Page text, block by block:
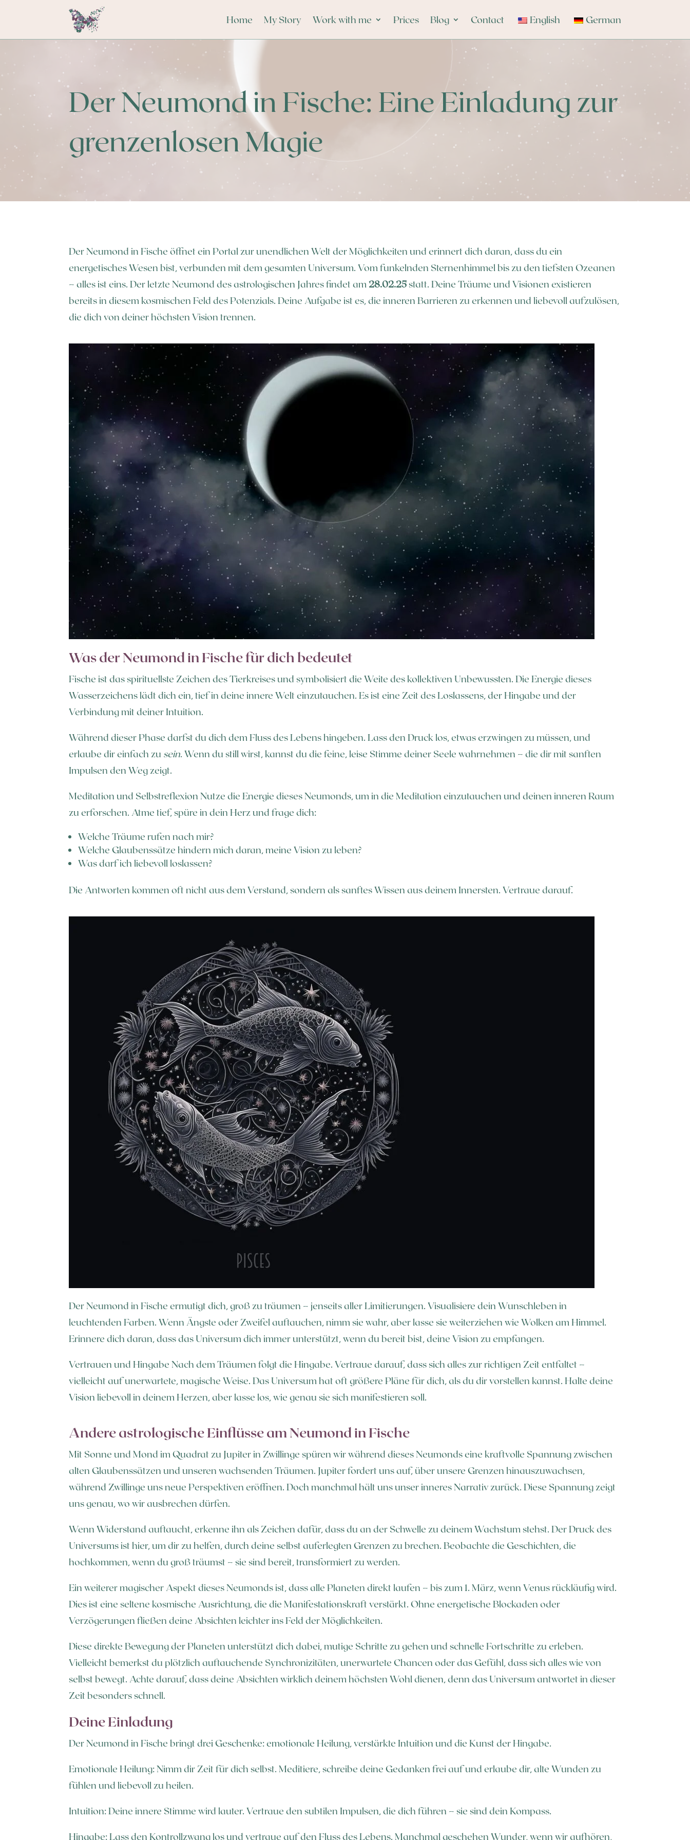
Home My Story Work with me Prices Blog Contact English German
Der Neumond in Fische: Eine Einladung zur
grenzenlosen Magie
Der Neumond in Fische öffnet ein Portal zur unendlichen Welt der Möglichkeiten und erinnert dich daran, dass du ein
energetisches Wesen bist, verbunden mit dem gesamten Universum. Vom funkelnden Sternenhimmel bis zu den tiefsten Ozeanen
– alles ist eins. Der letzte Neumond des astrologischen Jahres findet am28.02.25statt. Deine Träume und Visionen existieren
bereits in diesem kosmischen Feld des Potenzials. Deine Aufgabe ist es, die inneren Barrieren zu erkennen und liebevoll aufzulösen,
die dich von deiner höchsten Vision trennen.
Was der Neumond in Fische für dich bedeutet
Fische ist das spirituellste Zeichen des Tierkreises und symbolisiert die Weite des kollektiven Unbewussten. Die Energie dieses
Wasserzeichens lädt dich ein, tief in deine innere Welt einzutauchen. Es ist eine Zeit des Loslassens, der Hingabe und der
Verbindung mit deiner Intuition.
Während dieser Phase darfst du dich dem Fluss des Lebens hingeben. Lass den Druck los, etwas erzwingen zu müssen, und
erlaube dir einfach zu sein. Wenn du still wirst, kannst du die feine, leise Stimme deiner Seele wahrnehmen – die dir mit sanften
Impulsen den Weg zeigt.
Meditation und Selbstreflexion Nutze die Energie dieses Neumonds, um in die Meditation einzutauchen und deinen inneren Raum
zu erforschen. Atme tief, spüre in dein Herz und frage dich:
Welche Träume rufen nach mir?
Welche Glaubenssätze hindern mich daran, meine Vision zu leben?
Was darf ich liebevoll loslassen?
Die Antworten kommen oft nicht aus dem Verstand, sondern als sanftes Wissen aus deinem Innersten. Vertraue darauf.
Der Neumond in Fische ermutigt dich, groß zu träumen – jenseits aller Limitierungen. Visualisiere dein Wunschleben in
leuchtenden Farben. Wenn Ängste oder Zweifel auftauchen, nimm sie wahr, aber lasse sie weiterziehen wie Wolken am Himmel.
Erinnere dich daran, dass das Universum dich immer unterstützt, wenn du bereit bist, deine Vision zu empfangen.
Vertrauen und Hingabe Nach dem Träumen folgt die Hingabe. Vertraue darauf, dass sich alles zur richtigen Zeit entfaltet –
vielleicht auf unerwartete, magische Weise. Das Universum hat oft größere Pläne für dich, als du dir vorstellen kannst. Halte deine
Vision liebevoll in deinem Herzen, aber lasse los, wie genau sie sich manifestieren soll.
Andere astrologische Einflüsse am Neumond in Fische
Mit Sonne und Mond im Quadrat zu Jupiter in Zwillinge spüren wir während dieses Neumonds eine kraftvolle Spannung zwischen
alten Glaubenssätzen und unseren wachsenden Träumen. Jupiter fordert uns auf, über unsere Grenzen hinauszuwachsen,
während Zwillinge uns neue Perspektiven eröffnen. Doch manchmal hält uns unser inneres Narrativ zurück. Diese Spannung zeigt
uns genau, wo wir ausbrechen dürfen.
Wenn Widerstand auftaucht, erkenne ihn als Zeichen dafür, dass du an der Schwelle zu deinem Wachstum stehst. Der Druck des
Universums ist hier, um dir zu helfen, durch deine selbst auferlegten Grenzen zu brechen. Beobachte die Geschichten, die
hochkommen, wenn du groß träumst – sie sind bereit, transformiert zu werden.
Ein weiterer magischer Aspekt dieses Neumonds ist, dass alle Planeten direkt laufen – bis zum 1. März, wenn Venus rückläufig wird.
Dies ist eine seltene kosmische Ausrichtung, die die Manifestationskraft verstärkt. Ohne energetische Blockaden oder
Verzögerungen fließen deine Absichten leichter ins Feld der Möglichkeiten.
Diese direkte Bewegung der Planeten unterstützt dich dabei, mutige Schritte zu gehen und schnelle Fortschritte zu erleben.
Vielleicht bemerkst du plötzlich auftauchende Synchronizitäten, unerwartete Chancen oder das Gefühl, dass sich alles wie von
selbst bewegt. Achte darauf, dass deine Absichten wirklich deinem höchsten Wohl dienen, denn das Universum antwortet in dieser
Zeit besonders schnell.
Deine Einladung
Der Neumond in Fische bringt drei Geschenke: emotionale Heilung, verstärkte Intuition und die Kunst der Hingabe.
Emotionale Heilung: Nimm dir Zeit für dich selbst. Meditiere, schreibe deine Gedanken frei auf und erlaube dir, alte Wunden zu
fühlen und liebevoll zu heilen.
Intuition: Deine innere Stimme wird lauter. Vertraue den subtilen Impulsen, die dich führen – sie sind dein Kompass.
Hingabe: Lass den Kontrollzwang los und vertraue auf den Fluss des Lebens. Manchmal geschehen Wunder, wenn wir aufhören,